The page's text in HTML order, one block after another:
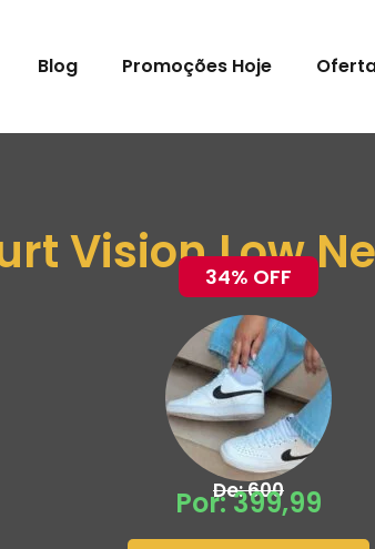
Blog Promoções Hoje
Vision Low
34% OFF
De: 600
Por: 399,99